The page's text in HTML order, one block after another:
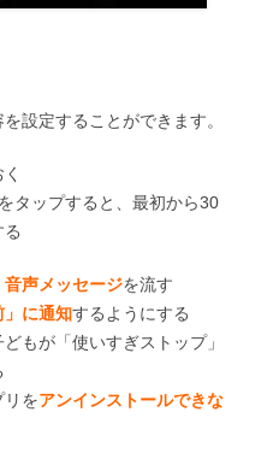
設定することができます。
タップすると、最初から30
音声メッセージを流す
」に通知するようにする
どもが「使いすぎストップ」
リをアンインストールできな